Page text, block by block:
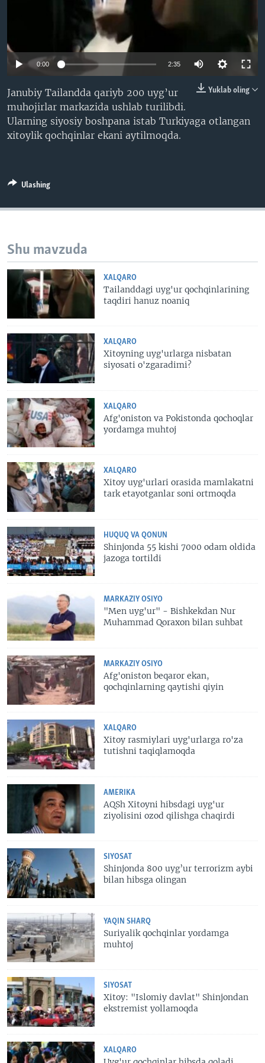
XABARLAR SURATLARDA
TWITTER
SOUNDCLOUD
0:00 2:35
Yuklab oling
Janubiy Tailandda qariyb 200 uyg’ur
muhojirlar markazida ushlab turilibdi.
Ularning siyosiy boshpana istab Turkiyaga otlangan
xitoylik qochqinlar ekani aytilmoqda.
Ulashing
Shu mavzuda
XALQARO
Tailanddagi uyg'ur qochqinlarining
taqdiri hanuz noaniq
XALQARO
Xitoyning uyg'urlarga nisbatan
siyosati o'zgaradimi?
XALQARO
Afg'oniston va Pokistonda qochoqlar
yordamga muhtoj
XALQARO
Xitoy uyg'urlari orasida mamlakatni
tark etayotganlar soni ortmoqda
HUQUQ VA QONUN
Shinjonda 55 kishi 7000 odam oldida
jazoga tortildi
MARKAZIY OSIYO
"Men uyg'ur" - Bishkekdan Nur
Muhammad Qoraxon bilan suhbat
MARKAZIY OSIYO
Afg'oniston beqaror ekan,
qochqinlarning qaytishi qiyin
XALQARO
Xitoy rasmiylari uyg'urlarga ro'za
tutishni taqiqlamoqda
AMERIKA
AQSh Xitoyni hibsdagi uyg'ur
ziyolisini ozod qilishga chaqirdi
SIYOSAT
Shinjonda 800 uyg’ur terrorizm aybi
bilan hibsga olingan
YAQIN SHARQ
Suriyalik qochqinlar yordamga
muhtoj
SIYOSAT
Xitoy: "Islomiy davlat" Shinjondan
ekstremist yollamoqda
XALQARO